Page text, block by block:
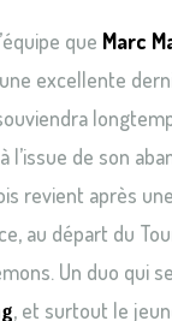
que Marc
excellente
l’issue de son
revient après
au départ du
Un duo qui
, et surtout le